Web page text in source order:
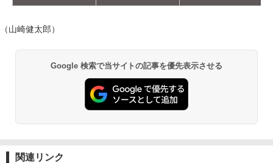
（山崎健太郎）
Google 検索で当サイトの記事を優先表示させる
関連リンク